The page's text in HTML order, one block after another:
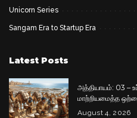
Unicorn Series
Sangam Era to Startup Era
Latest Posts
அத்தியாயம்: 03 –
மாற்றியமைத்த
August 4, 2026